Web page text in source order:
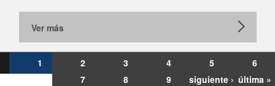
Ver más
1 2 3 4 5
6
7
8 9 siguiente › última »